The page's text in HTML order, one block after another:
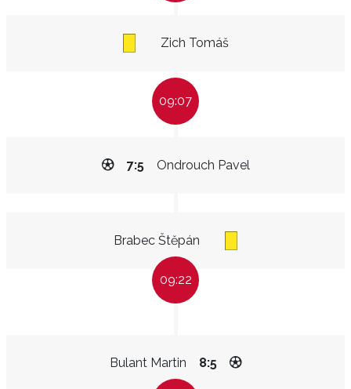
Zich Tomáš
09:07
Ondrouch Pavel
7:5
Brabec Štěpán
09:22
Bulant Martin 8:5